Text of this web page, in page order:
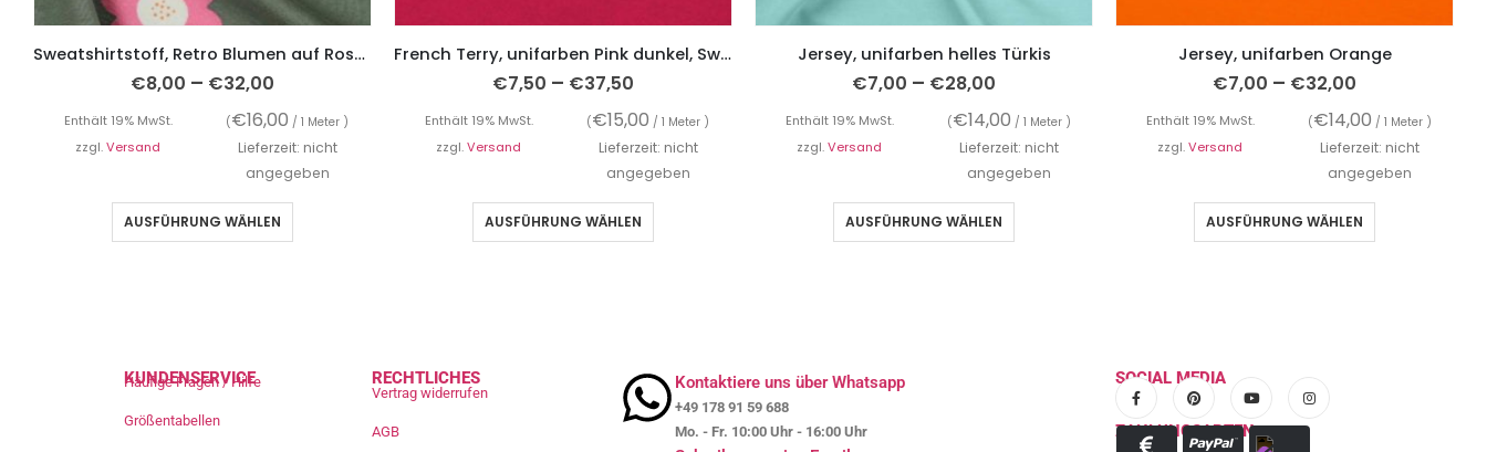
Sweatshirtstoff, Retro Blumen auf Rosa auf Grün
€8,00 – €32,00
Enthält 19% MwSt. (€16,00 / 1 Meter )
zzgl.Versand
Lieferzeit: nicht
angegeben
AUSFÜHRUNG WÄHLEN
French Terry, unifarben Pink dunkel, Sweatshirtstoff brushed
€7,50 – €37,50
Enthält 19% MwSt. (€15,00 / 1 Meter )
zzgl.Versand
Lieferzeit: nicht
angegeben
AUSFÜHRUNG WÄHLEN
Jersey, unifarben helles Türkis
€7,00 – €28,00
Enthält 19% MwSt. (€14,00 / 1 Meter )
zzgl.Versand
Lieferzeit: nicht
angegeben
AUSFÜHRUNG WÄHLEN
Jersey, unifarben Orange
€7,00 – €32,00
Enthält 19% MwSt. (€14,00 / 1 Meter )
zzgl.Versand
Lieferzeit: nicht
angegeben
AUSFÜHRUNG WÄHLEN
KUNDENSERVICE
Häufige Fragen / Hilfe
Größentabellen
RECHTLICHES
Vertrag widerrufen
AGB
Kontaktiere uns über Whatsapp
+49 178 91 59 688
Mo. - Fr. 10:00 Uhr - 16:00 Uhr
SOCIAL MEDIA
ZAHLUNGSARTEN